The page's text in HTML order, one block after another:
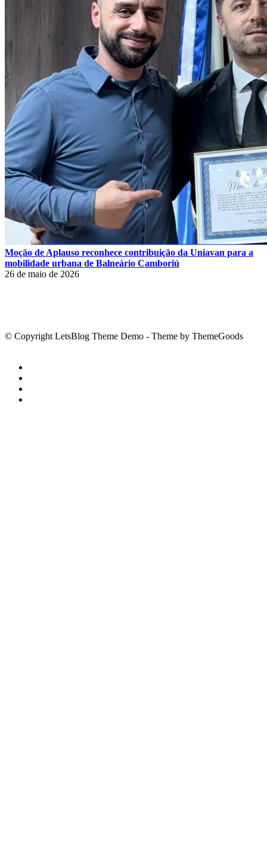
Moção de Aplauso reconhece contribuição da Uniavan para a
mobilidade urbana de Balneário Camboriú
26 de maio de 2026
© Copyright LetsBlog Theme Demo - Theme by ThemeGoods